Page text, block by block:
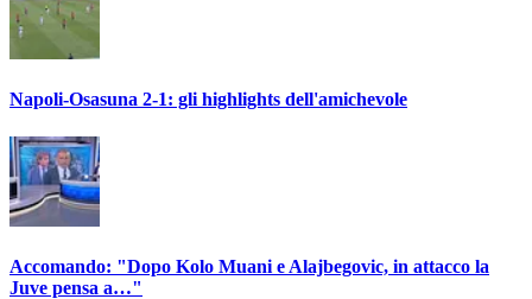
Napoli-Osasuna 2-1: gli highlights dell'amichevole
Accomando: "Dopo Kolo Muani e Alajbegovic, in attacco la
Juve pensa a…"